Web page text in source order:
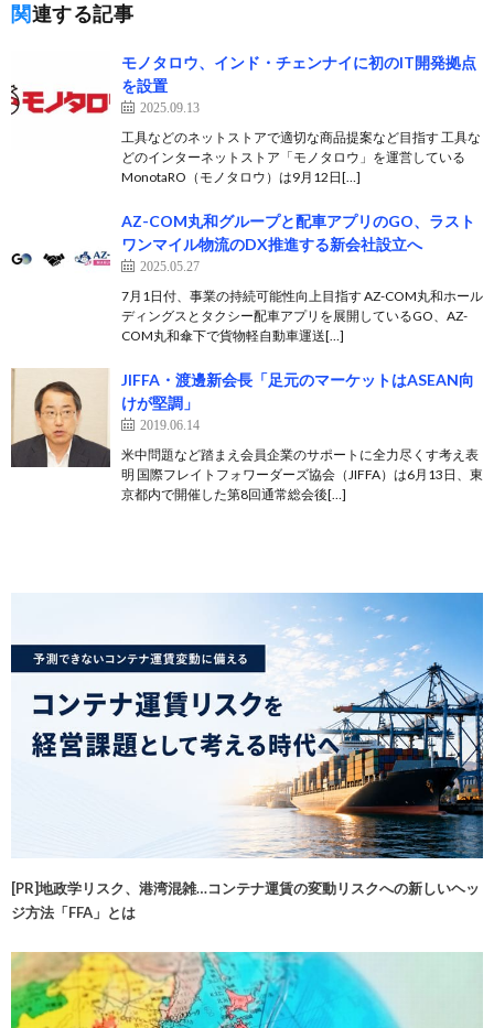
関連する記事
モノタロウ、インド・チェンナイに初のIT開発拠点
を設置
2025.09.13
工具などのネットストアで適切な商品提案など目指す 工具な
どのインターネットストア「モノタロウ」を運営している
MonotaRO（モノタロウ）は9月12日[…]
AZ-COM丸和グループと配車アプリのGO、ラスト
ワンマイル物流のDX推進する新会社設立へ
2025.05.27
7月1日付、事業の持続可能性向上目指す AZ-COM丸和ホール
ディングスとタクシー配車アプリを展開しているGO、AZ-
COM丸和傘下で貨物軽自動車運送[…]
JIFFA・渡邊新会長「足元のマーケットはASEAN向
けが堅調」
2019.06.14
米中問題など踏まえ会員企業のサポートに全力尽くす考え表
明 国際フレイトフォワーダーズ協会（JIFFA）は6月13日、東
京都内で開催した第8回通常総会後[…]
[PR]地政学リスク、港湾混雑…コンテナ運賃の変動リスクへの新しいヘッ
ジ方法「FFA」とは